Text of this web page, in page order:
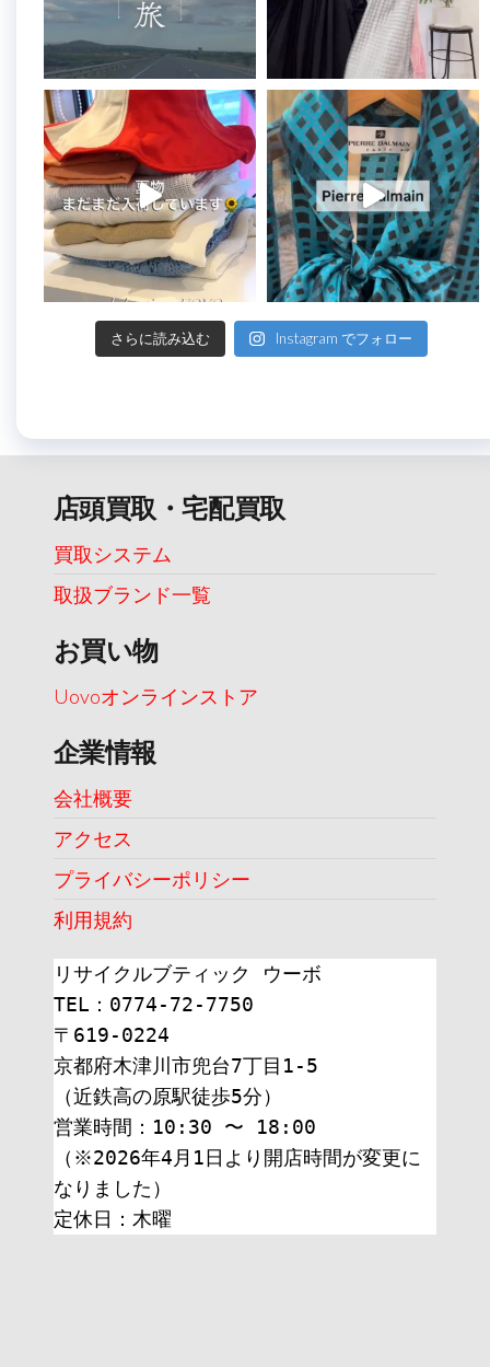
さらに読み込む Instagram でフォロー
店頭買取・宅配買取
買取システム
取扱ブランド一覧
お買い物
Uovoオンラインストア
企業情報
会社概要
アクセス
プライバシーポリシー
利用規約
リサイクルブティック ウーボ
TEL：0774-72-7750
〒619-0224
京都府木津川市兜台7丁目1-5
（近鉄高の原駅徒歩5分）
営業時間：10:30 〜 18:00
（※2026年4月1日より開店時間が変更に
なりました）
定休日：木曜